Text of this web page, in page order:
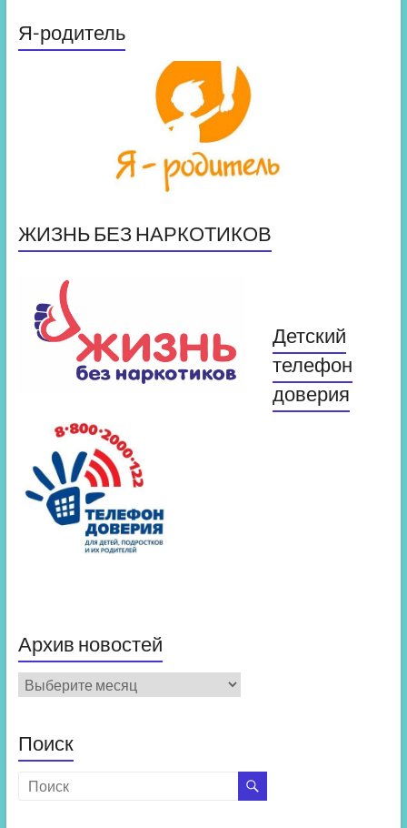
Я-родитель
ЖИЗНЬ БЕЗ НАРКОТИКОВ
Детский
телефон
доверия
Архив новостей
Архив
новостей
Поиск